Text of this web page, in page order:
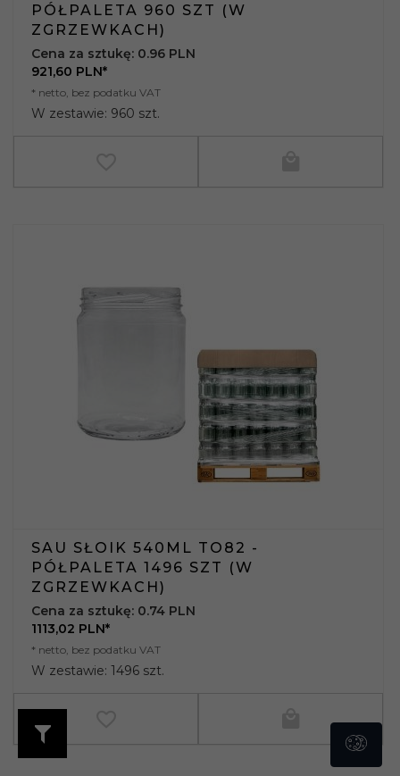
PÓŁPALETA 960 SZT (W
ZGRZEWKACH)
921,60 PLN*
* netto, bez podatku VAT
W zestawie: 960 szt.
Cena za sztukę: 0.96 PLN
SAU SŁOIK 540ML TO82 -
PÓŁPALETA 1496 SZT (W
ZGRZEWKACH)
1113,02 PLN*
* netto, bez podatku VAT
W zestawie: 1496 szt.
Cena za sztukę: 0.74 PLN